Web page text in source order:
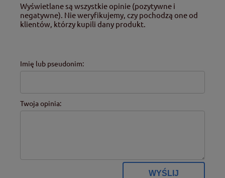
Wyświetlane są wszystkie opinie (pozytywne i
negatywne). Nie weryfikujemy, czy pochodzą one od
klientów, którzy kupili dany produkt.
Imię lub pseudonim:
Twoja opinia:
WYŚLIJ